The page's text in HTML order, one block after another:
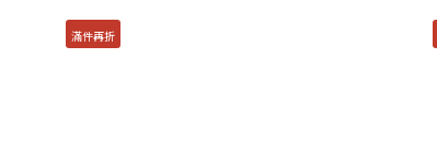
滿件再折